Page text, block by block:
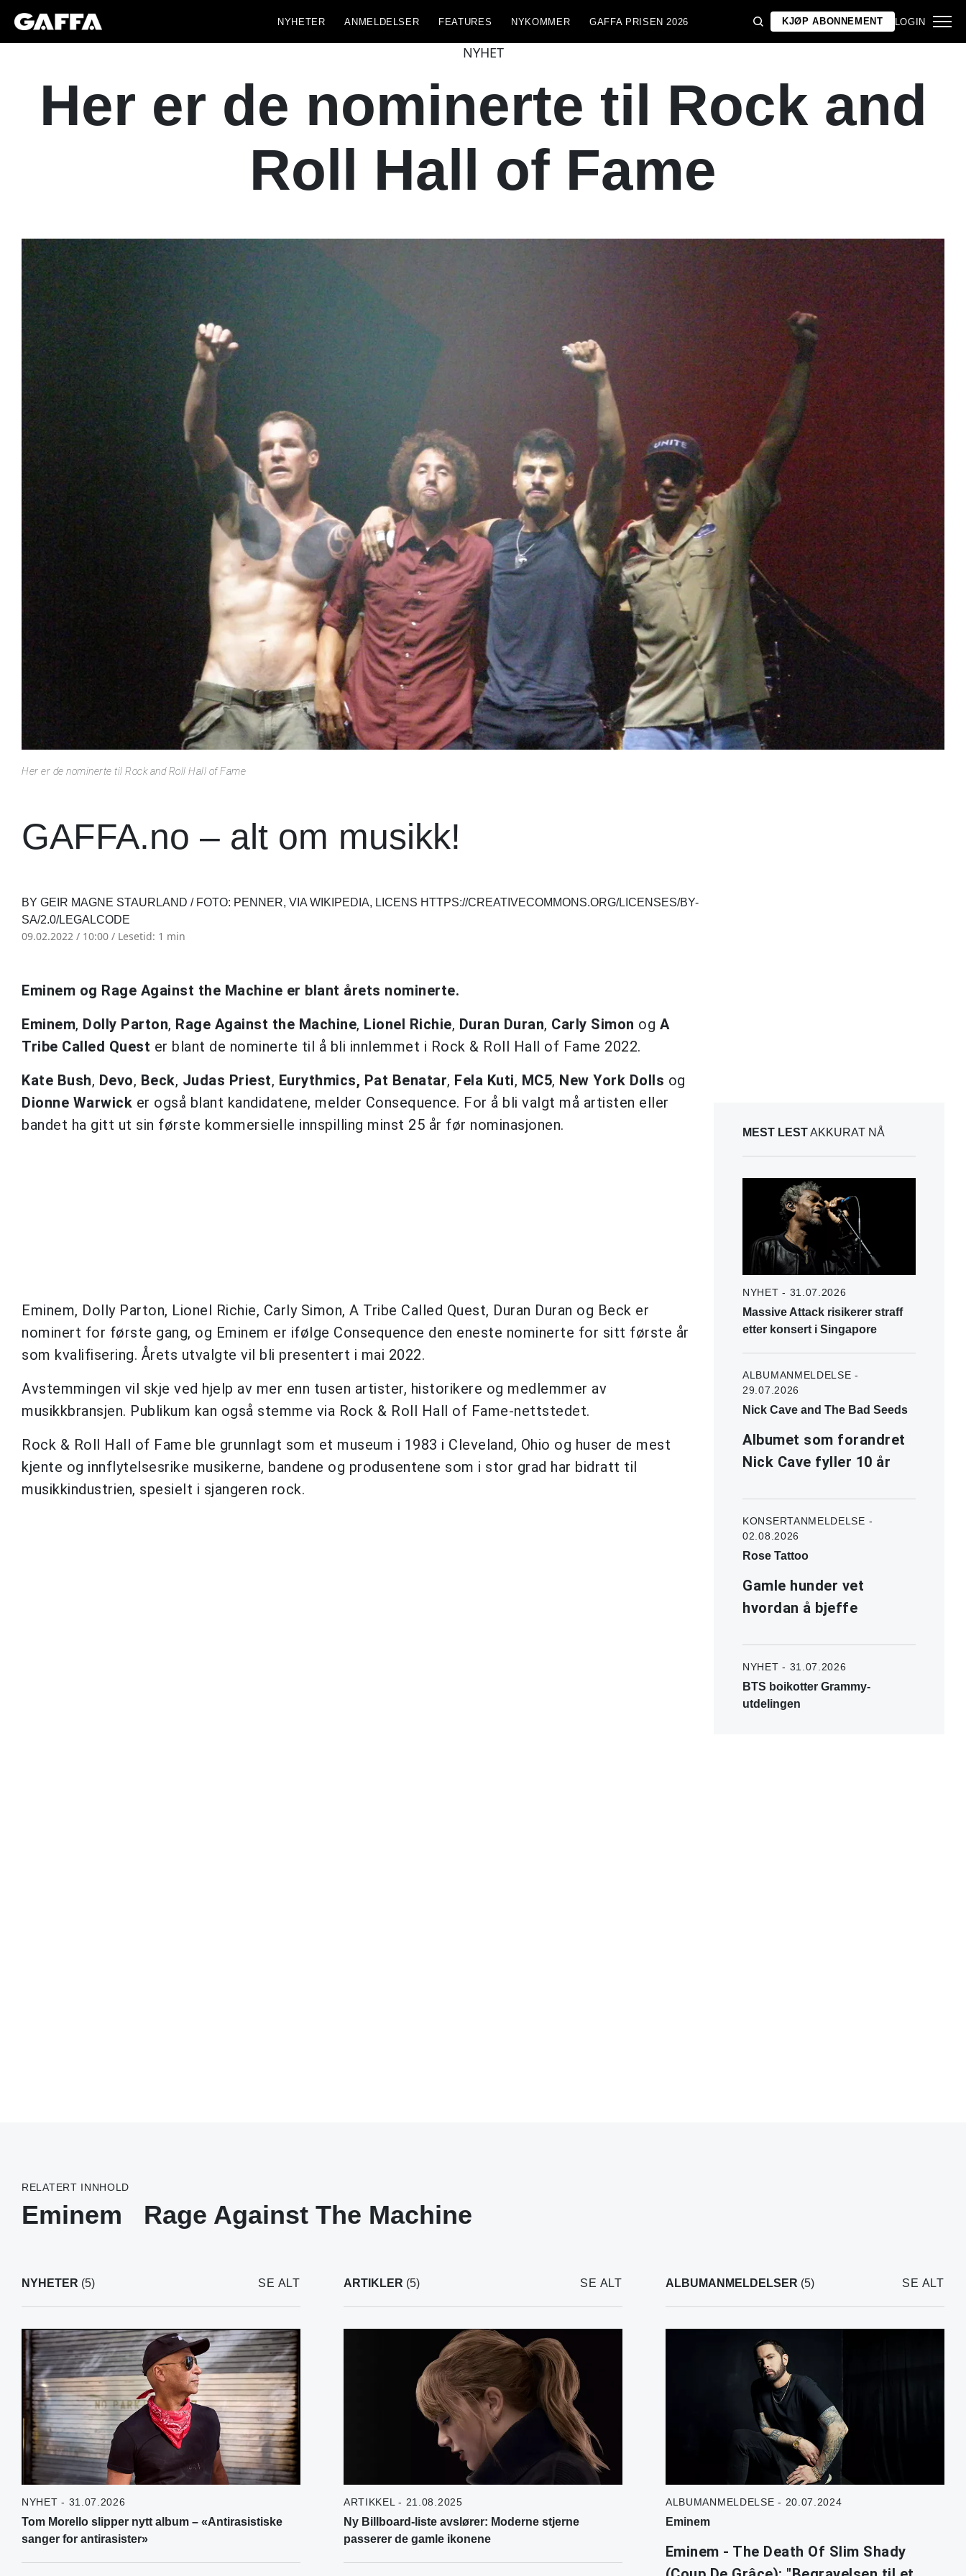
NYHETER ANMELDELSER FEATURES NYKOMMER GAFFA PRISEN 2026 KJØP ABONNEMENT LOGIN
NYHET
Her er de nominerte til Rock and
Roll Hall of Fame
Her er de nominerte til Rock and Roll Hall of Fame
GAFFA.no – alt om musikk!
BY GEIR MAGNE STAURLAND / FOTO: PENNER, VIA WIKIPEDIA, LICENS HTTPS://CREATIVECOMMONS.ORG/LICENSES/BY-
SA/2.0/LEGALCODE
09.02.2022 / 10:00 / Lesetid: 1 min
Eminem og Rage Against the Machine er blant årets nominerte.
Eminem, Dolly Parton, Rage Against the Machine, Lionel Richie, Duran Duran, Carly Simon og A
Tribe Called Quest er blant de nominerte til å bli innlemmet i Rock & Roll Hall of Fame 2022.
Kate Bush, Devo, Beck, Judas Priest, Eurythmics, Pat Benatar, Fela Kuti, MC5, New York Dolls og
Dionne Warwick er også blant kandidatene, melder Consequence. For å bli valgt må artisten eller
bandet ha gitt ut sin første kommersielle innspilling minst 25 år før nominasjonen.
Eminem, Dolly Parton, Lionel Richie, Carly Simon, A Tribe Called Quest, Duran Duran og Beck er
nominert for første gang, og Eminem er ifølge Consequence den eneste nominerte for sitt første år
som kvalifisering. Årets utvalgte vil bli presentert i mai 2022.
Avstemmingen vil skje ved hjelp av mer enn tusen artister, historikere og medlemmer av
musikkbransjen. Publikum kan også stemme via Rock & Roll Hall of Fame-nettstedet.
Rock & Roll Hall of Fame ble grunnlagt som et museum i 1983 i Cleveland, Ohio og huser de mest
kjente og innflytelsesrike musikerne, bandene og produsentene som i stor grad har bidratt til
musikkindustrien, spesielt i sjangeren rock.
MEST LESTAKKURAT NÅ
NYHET - 31.07.2026
Massive Attack risikerer straff
etter konsert i Singapore
ALBUMANMELDELSE -
29.07.2026
Nick Cave and The Bad Seeds
Albumet som forandret
Nick Cave fyller 10 år
KONSERTANMELDELSE -
02.08.2026
Rose Tattoo
Gamle hunder vet
hvordan å bjeffe
NYHET - 31.07.2026
BTS boikotter Grammy-
utdelingen
RELATERT INNHOLD
Eminem Rage Against The Machine
NYHETER (5) SE ALT
NYHET - 31.07.2026
Tom Morello slipper nytt album – «Antirasistiske
sanger for antirasister»
ARTIKLER (5) SE ALT
ARTIKKEL - 21.08.2025
Ny Billboard-liste avslører: Moderne stjerne
passerer de gamle ikonene
ALBUMANMELDELSER (5) SE ALT
ALBUMANMELDELSE - 20.07.2024
Eminem
Eminem - The Death Of Slim Shady